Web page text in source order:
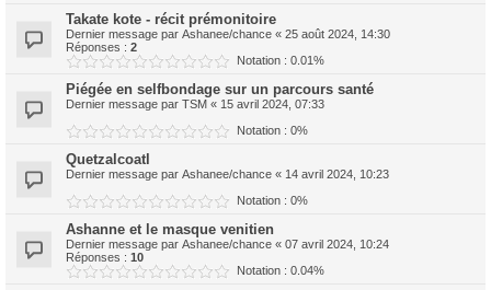
Takate kote - récit prémonitoire
Dernier message par Ashanee/chance « 25 août 2024, 14:30
Réponses : 2
Notation : 0.01%
Piégée en selfbondage sur un parcours santé
Dernier message par TSM « 15 avril 2024, 07:33
Notation : 0%
Quetzalcoatl
Dernier message par Ashanee/chance « 14 avril 2024, 10:23
Notation : 0%
Ashanne et le masque venitien
Dernier message par Ashanee/chance « 07 avril 2024, 10:24
Réponses : 10
Notation : 0.04%